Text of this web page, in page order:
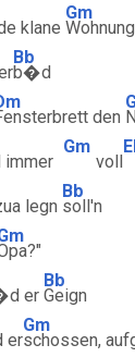
klane
Gm
Wohnung
Bb
b�d
den
immer
Gm
voll
legn
Bb
soll'n
er
Bb
Geign
er
Gm
schossen,